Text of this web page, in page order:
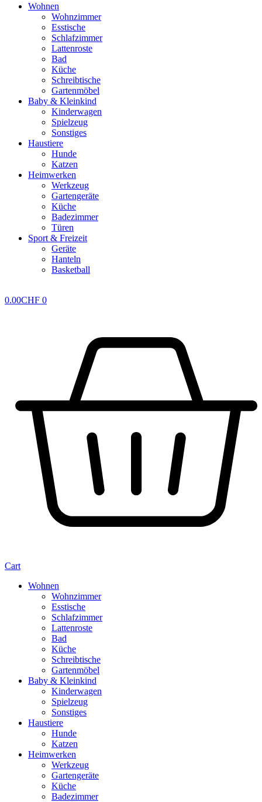
Wohnen
Wohnzimmer
Esstische
Schlafzimmer
Lattenroste
Bad
Küche
Schreibtische
Gartenmöbel
Baby & Kleinkind
Kinderwagen
Spielzeug
Sonstiges
Haustiere
Hunde
Katzen
Heimwerken
Werkzeug
Gartengeräte
Küche
Badezimmer
Türen
Sport & Freizeit
Geräte
Hanteln
Basketball
0.00CHF 0
Cart
Wohnen
Wohnzimmer
Esstische
Schlafzimmer
Lattenroste
Bad
Küche
Schreibtische
Gartenmöbel
Baby & Kleinkind
Kinderwagen
Spielzeug
Sonstiges
Haustiere
Hunde
Katzen
Heimwerken
Werkzeug
Gartengeräte
Küche
Badezimmer